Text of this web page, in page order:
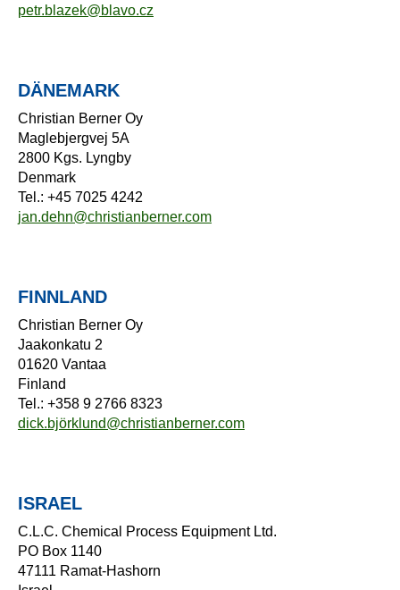
petr.blazek@blavo.cz
DÄNEMARK
Christian Berner Oy
Maglebjergvej 5A
2800 Kgs. Lyngby
Denmark
Tel.: +45 7025 4242
jan.dehn@christianberner.com
FINNLAND
Christian Berner Oy
Jaakonkatu 2
01620 Vantaa
Finland
Tel.: +358 9 2766 8323
dick.björklund@christianberner.com
ISRAEL
C.L.C. Chemical Process Equipment Ltd.
PO Box 1140
47111 Ramat-Hashorn